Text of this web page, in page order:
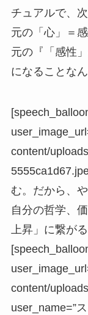
チュアルで、
元の「心」＝
元の『「感性
になることな
content/
む。だから、
自分の哲学、
上昇」に繋が
content/
user_name=”